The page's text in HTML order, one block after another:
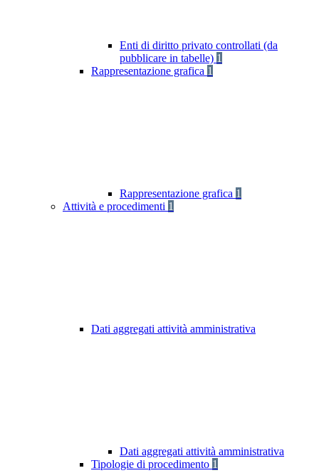
Enti di diritto privato controllati (da
pubblicare in tabelle) 1
Rappresentazione grafica 1
Rappresentazione grafica 1
Attività e procedimenti 1
Dati aggregati attività amministrativa
Dati aggregati attività amministrativa
Tipologie di procedimento 1